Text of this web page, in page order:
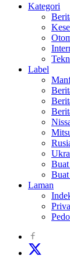
Kategori
Label
Laman